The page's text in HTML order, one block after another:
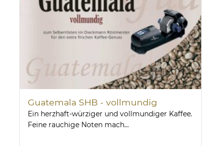
Guatemala SHB - vollmundig
Ein herzhaft-würziger und vollmundiger Kaffee.
Feine rauchige Noten mach...